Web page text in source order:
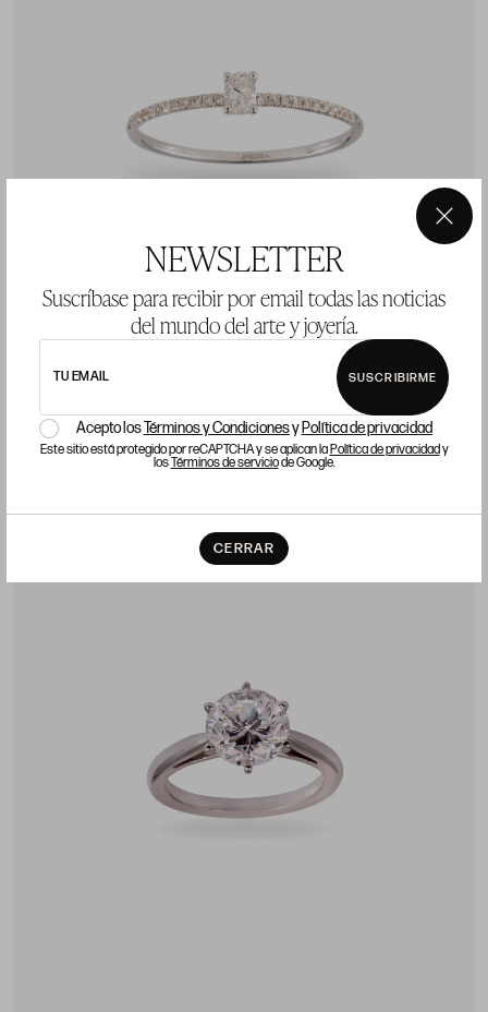
NEWSLETTER
Suscríbase para recibir por email todas las noticias
del mundo del arte y joyería.
TU EMAIL SUSCRIBIRME
Acepto losTérminos y Condicionesy Política de privacidad
Este sitio está protegido por reCAPTCHA y se aplican laPolítica de privacidady
losTérminos de serviciode Google.
CERRAR
×
Solitario talla oval
1.000 €